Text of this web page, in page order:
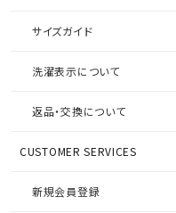
サイズガイド
洗濯表示について
返品・交換について
CUSTOMER SERVICES
新規会員登録